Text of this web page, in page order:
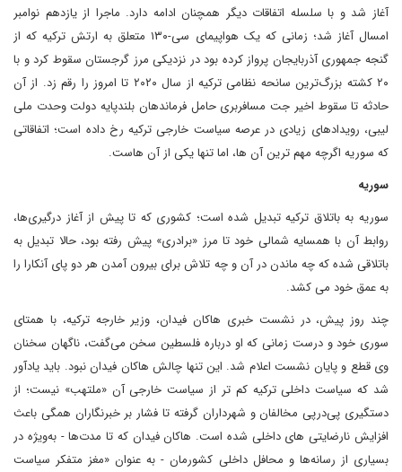
آغاز شد و با سلسله اتفاقات دیگر همچنان ادامه دارد. ماجرا از یازدهم نوامبر
امسال آغاز شد؛ زمانی که یک هواپیمای سی-۱۳۰ متعلق به ارتش ترکیه که از
گنجه جمهوری آذربایجان پرواز کرده بود در نزدیکی مرز گرجستان سقوط کرد و با
۲۰ کشته بزرگ‌ترین سانحه نظامی ترکیه از سال ۲۰۲۰ تا امروز را رقم زد. از آن
حادثه تا سقوط اخیر جت مسافربری حامل فرماندهان بلندپایه دولت وحدت ملی
لیبی، رویدادهای زیادی در عرصه سیاست خارجی ترکیه رخ داده است؛ اتفاقاتی
که سوریه اگرچه مهم ترین آن ها، اما تنها یکی از آن هاست.
سوریه
سوریه به باتلاق ترکیه تبدیل شده است؛ کشوری که تا پیش از آغاز درگیری‌ها،
روابط آن با همسایه شمالی خود تا مرز «برادری» پیش رفته بود، حالا تبدیل به
باتلاقی شده که چه ماندن در آن و چه تلاش برای بیرون آمدن هر دو پای آنکارا را
به عمق خود می کشد.
چند روز پیش، در نشست خبری هاکان فیدان، وزیر خارجه ترکیه، با همتای
سوری‌ خود و درست زمانی که او درباره فلسطین سخن می‌گفت، ناگهان سخنان
وی قطع و پایان نشست اعلام شد. این تنها چالش هاکان فیدان نبود. باید یادآور
شد که سیاست داخلی ترکیه کم تر از سیاست خارجی‌ آن «ملتهب» نیست؛ از
دستگیری پی‌درپی مخالفان و شهرداران گرفته تا فشار بر خبرنگاران همگی باعث
افزایش نارضایتی های داخلی شده است. هاکان فیدان که تا مدت‌ها - به‌ویژه در
بسیاری از رسانه‌ها و محافل داخلی کشورمان - به عنوان «مغز متفکر سیاست